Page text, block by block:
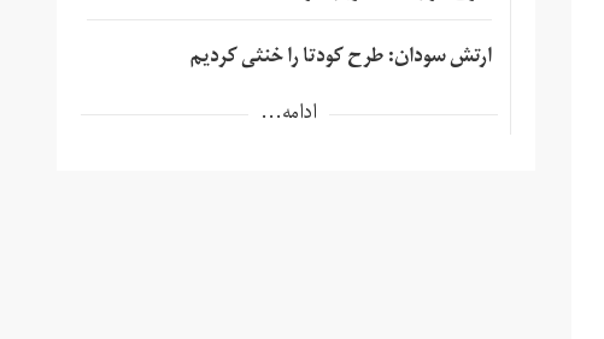
ارتش سودان: طرح کودتا را خنثی کردیم
ادامه...